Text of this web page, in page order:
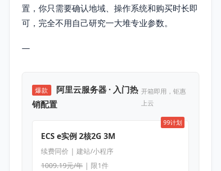
置，你只需要确认地域、操作系统和购买时长即
可，完全不用自己研究一大堆专业参数。
—
爆款
阿里云服务器 · 入门热
销配置
开箱即用，钜惠
上云
99计划
ECS e实例 2核2G 3M
续费同价 | 建站/小程序
1009.19元/年| 限1件